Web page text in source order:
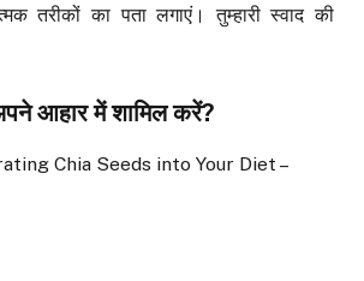
तरीकों का पता लगाएं। तुम्हारी स्वाद की
आहार में शामिल करें?
Chia Seeds into Your Diet –